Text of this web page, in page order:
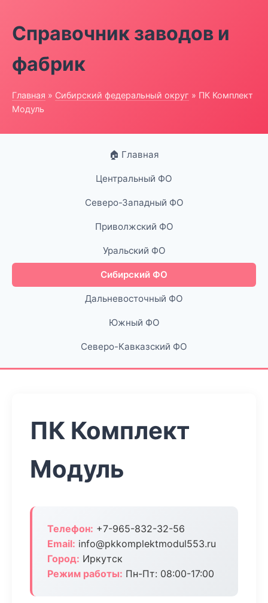
Справочник заводов и
фабрик
Главная » Сибирский федеральный округ » ПК Комплект
Модуль
🏠 Главная
Центральный ФО
Северо-Западный ФО
Приволжский ФО
Уральский ФО
Сибирский ФО
Дальневосточный ФО
Южный ФО
Северо-Кавказский ФО
ПК Комплект
Модуль
Телефон: +7-965-832-32-56
Email: info@pkkomplektmodul553.ru
Город: Иркутск
Режим работы: Пн-Пт: 08:00-17:00